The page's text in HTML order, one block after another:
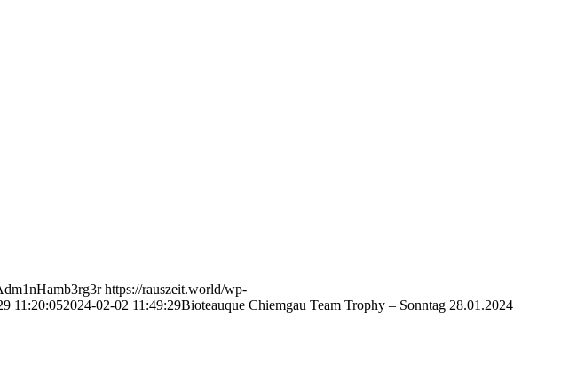
https://rauszeit.world/wp-
11:20:052024-02-02 11:49:29Bioteauque Chiemgau Team Trophy – Sonntag 28.01.2024